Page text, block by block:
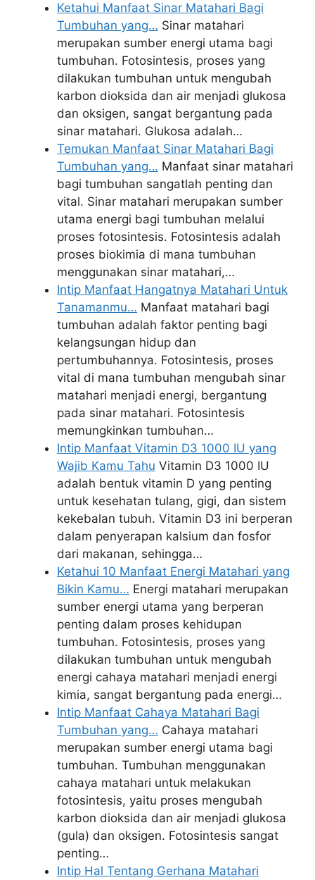
Ketahui Manfaat Sinar Matahari Bagi
Tumbuhan yang… Sinar matahari
merupakan sumber energi utama bagi
tumbuhan. Fotosintesis, proses yang
dilakukan tumbuhan untuk mengubah
karbon dioksida dan air menjadi glukosa
dan oksigen, sangat bergantung pada
sinar matahari. Glukosa adalah…
Temukan Manfaat Sinar Matahari Bagi
Tumbuhan yang… Manfaat sinar matahari
bagi tumbuhan sangatlah penting dan
vital. Sinar matahari merupakan sumber
utama energi bagi tumbuhan melalui
proses fotosintesis. Fotosintesis adalah
proses biokimia di mana tumbuhan
menggunakan sinar matahari,…
Intip Manfaat Hangatnya Matahari Untuk
Tanamanmu… Manfaat matahari bagi
tumbuhan adalah faktor penting bagi
kelangsungan hidup dan
pertumbuhannya. Fotosintesis, proses
vital di mana tumbuhan mengubah sinar
matahari menjadi energi, bergantung
pada sinar matahari. Fotosintesis
memungkinkan tumbuhan…
Intip Manfaat Vitamin D3 1000 IU yang
Wajib Kamu Tahu Vitamin D3 1000 IU
adalah bentuk vitamin D yang penting
untuk kesehatan tulang, gigi, dan sistem
kekebalan tubuh. Vitamin D3 ini berperan
dalam penyerapan kalsium dan fosfor
dari makanan, sehingga…
Ketahui 10 Manfaat Energi Matahari yang
Bikin Kamu… Energi matahari merupakan
sumber energi utama yang berperan
penting dalam proses kehidupan
tumbuhan. Fotosintesis, proses yang
dilakukan tumbuhan untuk mengubah
energi cahaya matahari menjadi energi
kimia, sangat bergantung pada energi…
Intip Manfaat Cahaya Matahari Bagi
Tumbuhan yang… Cahaya matahari
merupakan sumber energi utama bagi
tumbuhan. Tumbuhan menggunakan
cahaya matahari untuk melakukan
fotosintesis, yaitu proses mengubah
karbon dioksida dan air menjadi glukosa
(gula) dan oksigen. Fotosintesis sangat
penting…
Intip Hal Tentang Gerhana Matahari